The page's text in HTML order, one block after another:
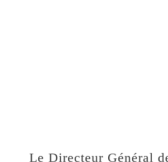
Le Directeur Général